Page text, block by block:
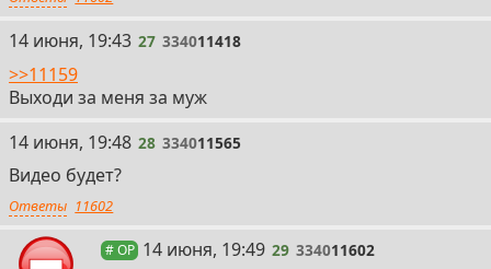
27
14 июня, 19:43 27 334011418
>>11159
Выходи за меня за муж
28
14 июня, 19:48 28 334011565
Видео будет?
Ответы 11602
# OP 29
14 июня, 19:49 29 334011602